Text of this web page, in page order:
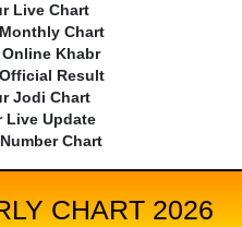
Live Chart
Chart
Khabr
Result
Jodi Chart
Live Update
Chart
CHART 2026